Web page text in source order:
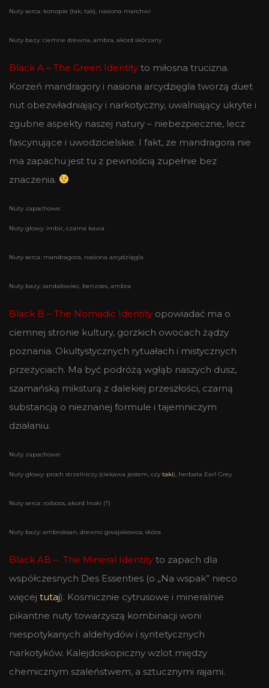
Nuty serca: konopie (tak, tak), nasiona marchwi
Nuty bazy: ciemne drewna, ambra, akord skórzany
Black A – The Green Identity to miłosna trucizna.
Korzeń mandragory i nasiona arcydzięgla tworzą duet
nut obezwładniający i narkotyczny, uwalniający ukryte i
zgubne aspekty naszej natury – niebezpieczne, lecz
fascynujące i uwodzicielskie. I fakt, ze mandragora nie
ma zapachu jest tu z pewnością zupełnie bez
znaczenia.
Nuty zapachowe:
Nuty głowy: imbir, czarna kawa
Nuty serca: mandragora, nasiona arcydzięgla
Nuty bazy: sandałowiec, benzoes, ambra
Black B – The Nomadic Identity opowiadać ma o
ciemnej stronie kultury, gorzkich owocach żądzy
poznania. Okultystycznych rytuałach i mistycznych
przeżyciach. Ma być podróżą wgłąb naszych dusz,
szamańską miksturą z dalekiej przeszłości, czarną
substancją o nieznanej formule i tajemniczym
działaniu.
Nuty zapachowe:
Nuty głowy: proch strzelniczy (ciekawa jestem, czy taki), herbata Earl Grey
Nuty serca: roiboos, akord Inoki (?)
Nuty bazy: ambroksan, drewno gwajakowca, skóra
Black AB – The Mineral Identity to zapach dla
współczesnych Des Essenties (o „Na wspak” nieco
więcej tutaj). Kosmicznie cytrusowe i mineralnie
pikantne nuty towarzyszą kombinacji woni
niespotykanych aldehydów i syntetycznych
narkotyków. Kalejdoskopiczny wzlot między
chemicznym szaleństwem, a sztucznymi rajami.